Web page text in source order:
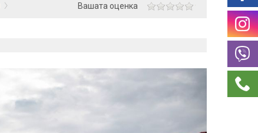
Вашата оценка